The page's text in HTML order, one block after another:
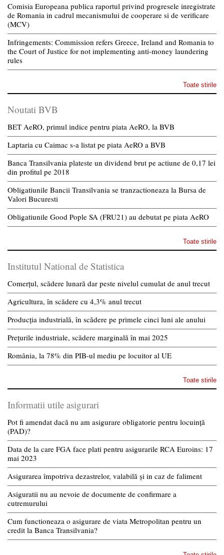
Comisia Europeana publica raportul privind progresele inregistrate
de Romania in cadrul mecanismului de cooperare si de verificare
(MCV)
Infringements: Commission refers Greece, Ireland and Romania to
the Court of Justice for not implementing anti-money laundering
rules
Toate stirile
Noutati BVB
BET AeRO, primul indice pentru piata AeRO, la BVB
Laptaria cu Caimac s-a listat pe piata AeRO a BVB
Banca Transilvania plateste un dividend brut pe actiune de 0,17 lei
din profitul pe 2018
Obligatiunile Bancii Transilvania se tranzactioneaza la Bursa de
Valori Bucuresti
Obligatiunile Good Pople SA (FRU21) au debutat pe piata AeRO
Toate stirile
Institutul National de Statistica
Comerțul, scădere lunară dar peste nivelul cumulat de anul trecut
Agricultura, în scădere cu 4,3% anul trecut
Producția industrială, în scădere pe primele cinci luni ale anului
Prețurile industriale, scădere marginală în mai 2025
România, la 78% din PIB-ul mediu pe locuitor al UE
Toate stirile
Informatii utile asigurari
Pot fi amendat dacă nu am asigurare obligatorie pentru locuință
(PAD)?
Data de la care FGA face plati pentru asigurarile RCA Euroins: 17
mai 2023
Asigurarea împotriva dezastrelor, valabilă și in caz de faliment
Asiguratii nu au nevoie de documente de confirmare a
cutremurului
Cum functioneaza o asigurare de viata Metropolitan pentru un
credit la Banca Transilvania?